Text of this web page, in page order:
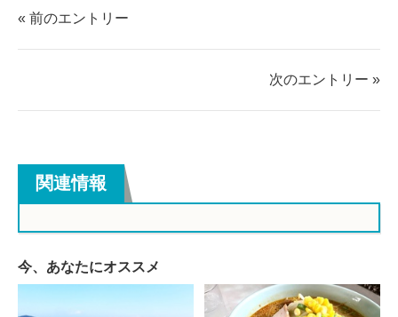
す
す
« 前のエントリー
次のエントリー »
関連情報
今、あなたにオススメ